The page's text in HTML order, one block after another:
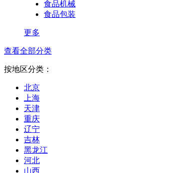
食品机械
食品包装
更多
查看全部分类
按地区分类：
北京
上海
天津
重庆
辽宁
吉林
黑龙江
河北
山西